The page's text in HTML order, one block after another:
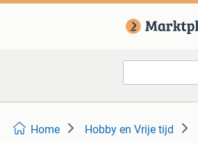
Home Hobby en Vrije tijd